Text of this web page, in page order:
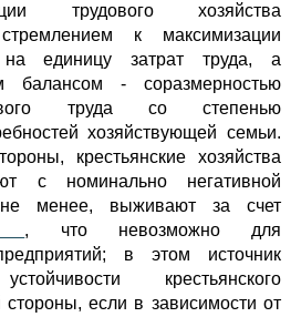
трудового хозяйства
к максимизации
на единицу затрат труда, а
балансом - соразмерностью
труда со степенью
хозяйствующей семьи.
крестьянские хозяйства
с номинально негативной
менее, выживают за счет
, что невозможно для
в этом источник
крестьянского
стороны, если в зависимости от